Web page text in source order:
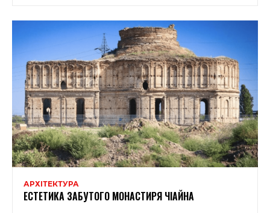
АРХІТЕКТУРА
ЕСТЕТИКА ЗАБУТОГО МОНАСТИРЯ ЧІАЙНА